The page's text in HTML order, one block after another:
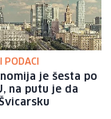
PODACI
je šesta po
na putu je da